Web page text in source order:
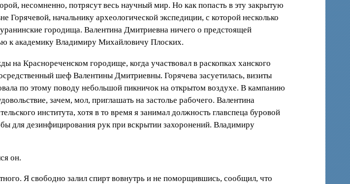
несомненно, потрясут весь научный мир. Но как попасть в эту закрытую
начальнику археологической экспедиции, с которой несколько
городища. Валентина Дмитриевна ничего о предстоящей
к академику Владимиру Михайловичу Плоских.
Краснореченском городище, когда участвовал в раскопках ханского
шеф Валентины Дмитриевны. Горячева засуетилась, визиты
по этому поводу небольшой пикничок на открытом воздухе. В кампанию
зачем, мол, приглашать на застолье рабочего. Валентина
института, хотя в то время я занимал должность главспеца буровой
для дезинфицирования рук при вскрытии захоронений. Владимиру
он.
Я свободно залил спирт вовнутрь и не поморщившись, сообщил, что